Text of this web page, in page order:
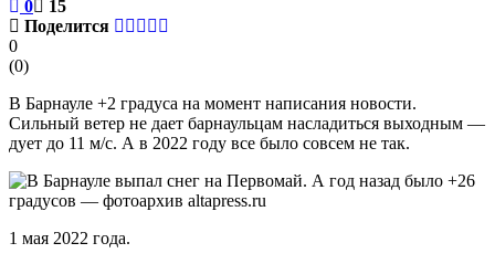
0
15
Поделится
0
(0)
В Барнауле +2 градуса на момент написания новости.
Сильный ветер не дает барнаульцам насладиться выходным —
дует до 11 м/с. А в 2022 году все было совсем не так.
1 мая 2022 года.